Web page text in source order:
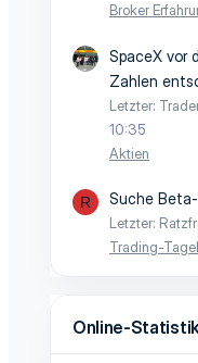
Broker
SpaceX vor
Zahlen
Letzter:
10:35
Aktien
R Suche
Letzter:
Trading-
Online-